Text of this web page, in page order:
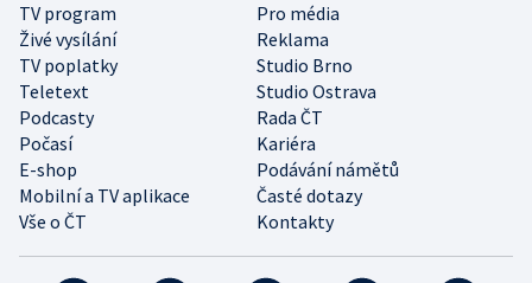
TV program
Pro média
Živé vysílání
Reklama
TV poplatky
Studio Brno
Teletext
Studio Ostrava
Podcasty
Rada ČT
Počasí
Kariéra
E-shop
Podávání námětů
Mobilní a TV aplikace
Časté dotazy
Vše o ČT
Kontakty